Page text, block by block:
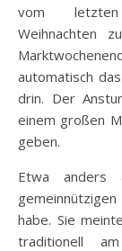
vom letzten
Weihnachten
automatisch
drin. Der
einem großen
geben.
Etwa anders
gemeinnützigen
habe. Sie
traditionell